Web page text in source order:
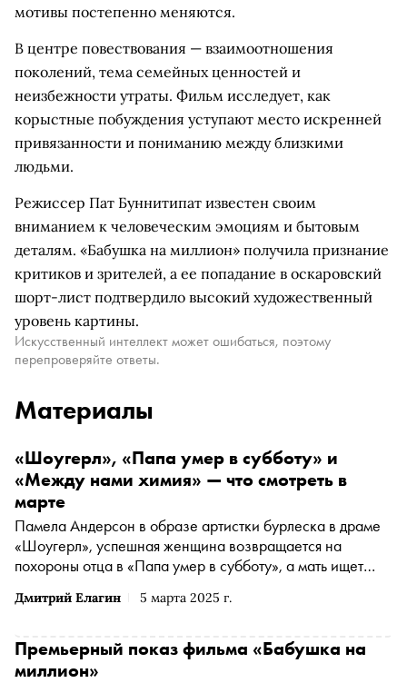
мотивы постепенно меняются.
В центре повествования — взаимоотношения
поколений, тема семейных ценностей и
неизбежности утраты. Фильм исследует, как
корыстные побуждения уступают место искренней
привязанности и пониманию между близкими
людьми.
Режиссер Пат Буннитипат известен своим
вниманием к человеческим эмоциям и бытовым
деталям. «Бабушка на миллион» получила признание
критиков и зрителей, а ее попадание в оскаровский
шорт-лист подтвердило высокий художественный
уровень картины.
Искусственный интеллект может ошибаться, поэтому
перепроверяйте ответы.
Материалы
Дмитрий Елагин 5 марта 2025 г.
«Шоугерл», «Папа умер в субботу» и
«Между нами химия» — что смотреть в
марте
Памела Андерсон в образе артистки бурлеска в драме
«Шоугерл», успешная женщина возвращается на
похороны отца в «Папа умер в субботу», а мать ищет
«Сноб» выбрал интересные фильмы и сериалы начала
Премьерный показ фильма «Бабушка на
миллион»